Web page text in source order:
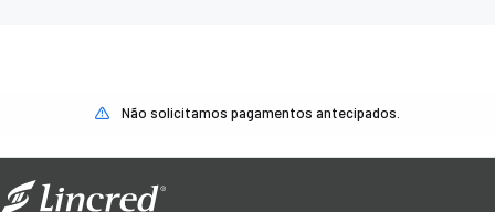
Não solicitamos pagamentos antecipados.